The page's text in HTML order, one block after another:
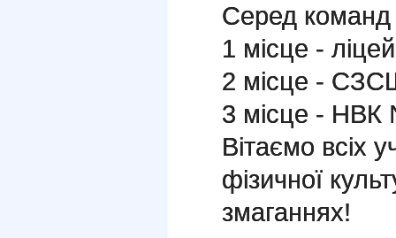
Серед команд
1 місце -
2 місце -
3 місце -
Вітаємо всіх
фізичної
змаганнях!